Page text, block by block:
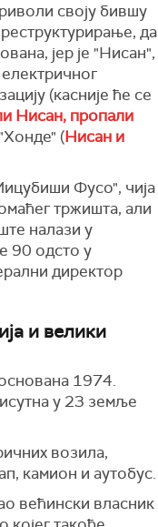
своју бившу
да
јер је "Нисан",
(касније ће се
Нисан, пропали
(Нисан и
Фусо", чија
тржишта, али
налази у
90 одсто у
директор
и велики
1974.
у 23 земље
возила,
камион и аутобус.
већински власник